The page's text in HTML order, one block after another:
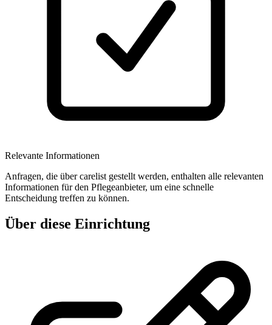
Relevante Informationen
Anfragen, die über carelist gestellt werden, enthalten alle relevanten
Informationen für den Pflegeanbieter, um eine schnelle
Entscheidung treffen zu können.
Über diese Einrichtung